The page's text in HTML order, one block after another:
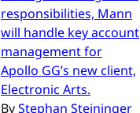
responsibilities, Mann
will handle key account
management for
Apollo GG’s new client,
Electronic Arts.
ByStephan Steininger